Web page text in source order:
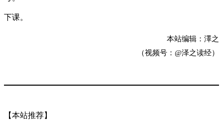
下课。
本站编辑：澤之
（视频号：@泽之读经）
【本站推荐】